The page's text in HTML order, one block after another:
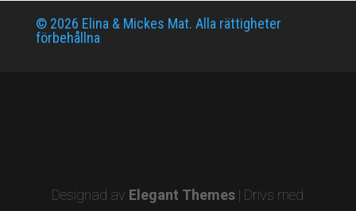
© 2026 Elina & Mickes Mat. Alla rättigheter
förbehållna
Designad av Elegant Themes | Drivs med